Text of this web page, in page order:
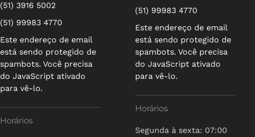
(51) 3916 5002
(51) 99983 4770
Este endereço de email
está sendo protegido de
spambots. Você precisa
do JavaScript ativado
para vê-lo.
Horários
(51) 99983 4770
Este endereço de email
está sendo protegido de
spambots. Você precisa
do JavaScript ativado
para vê-lo.
Horários
Segunda à sexta: 07:00